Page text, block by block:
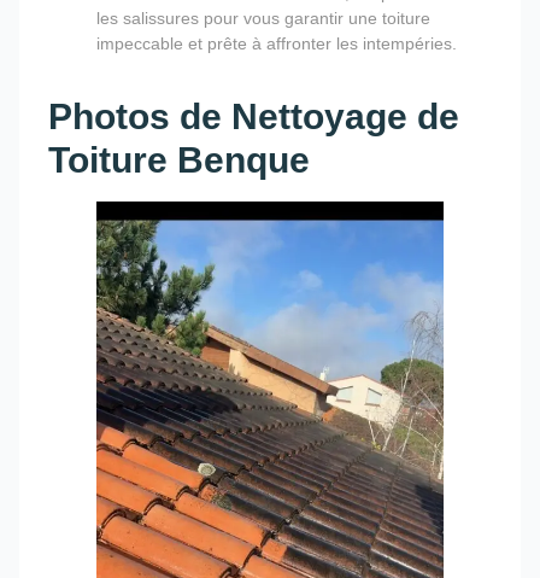
les salissures pour vous garantir une toiture
impeccable et prête à affronter les intempéries.
Photos de Nettoyage de
Toiture Benque